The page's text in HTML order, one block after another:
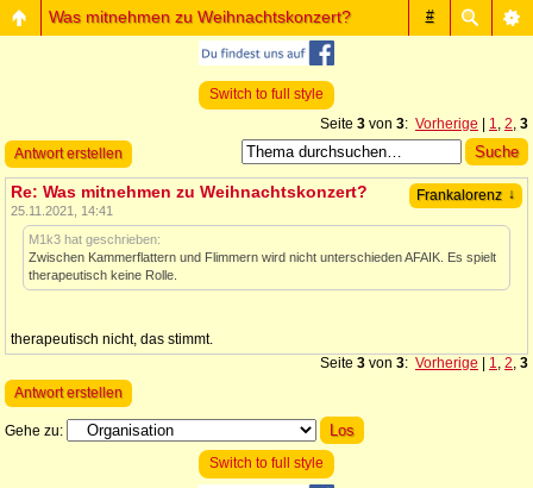
#
Was mitnehmen zu Weihnachtskonzert?
Switch to full style
Seite 3 von 3: Vorherige 1, 2, 3
Antwort erstellen
Frankalorenz ↓
Re: Was mitnehmen zu Weihnachtskonzert?
25.11.2021, 14:41
M1k3 hat geschrieben:
Zwischen Kammerflattern und Flimmern wird nicht unterschieden AFAIK. Es spielt
therapeutisch keine Rolle.
therapeutisch nicht, das stimmt.
Seite 3 von 3: Vorherige 1, 2, 3
Antwort erstellen
Gehe zu:
Switch to full style